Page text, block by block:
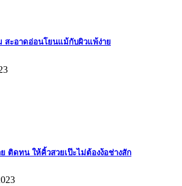
สะอาดอ่อนโยนแม้กับผิวแพ้ง่าย
ติดทน ให้คิ้วสวยเป๊ะไม่ต้องง้อช่างสัก